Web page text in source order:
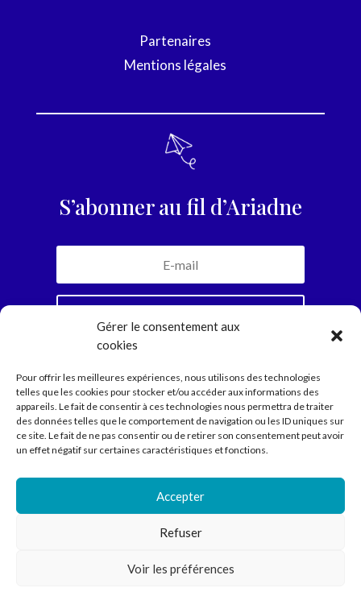
Gérer le consentement aux
cookies
Pour offrir les meilleures expériences, nous utilisons des technologies
telles que les cookies pour stocker et/ou accéder aux informations des
appareils. Le fait de consentir à ces technologies nous permettra de traiter
des données telles que le comportement de navigation ou les ID uniques sur
ce site. Le fait de ne pas consentir ou de retirer son consentement peut avoir
un effet négatif sur certaines caractéristiques et fonctions.
Accepter
Refuser
Voir les préférences
Partenaires
Mentions légales
S’abonner au fil d’Ariadne
mensuelle et jamais plus. Parole d’Ariadne.
Compagnie
Spectacles
Ecritures
Médiation
Agenda
Contact
Compagnie Ariadne © 2022 // Direction Anne Courel • 66